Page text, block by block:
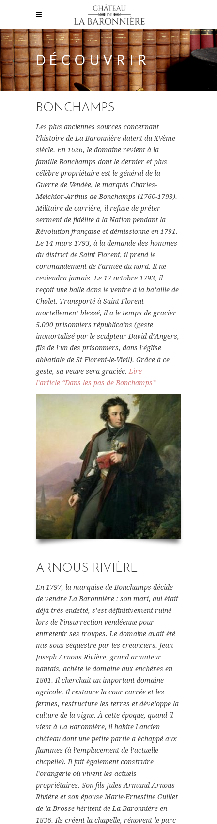
DÉCOUVRIR
BONCHAMPS
Les plus anciennes sources concernant
l’histoire de La Baronnière datent du XVème
siècle. En 1626, le domaine revient à la
famille Bonchamps dont le dernier et plus
célèbre propriétaire est le général de la
Guerre de Vendée, le marquis Charles-
Melchior-Arthus de Bonchamps (1760-1793).
Militaire de carrière, il refuse de prêter
serment de fidélité à la Nation pendant la
Révolution française et démissionne en 1791.
Le 14 mars 1793, à la demande des hommes
du district de Saint Florent, il prend le
commandement de l’armée du nord. Il ne
reviendra jamais. Le 17 octobre 1793, il
reçoit une balle dans le ventre à la bataille de
Cholet. Transporté à Saint-Florent
mortellement blessé, il a le temps de gracier
5.000 prisonniers républicains (geste
immortalisé par le sculpteur David d’Angers,
fils de l’un des prisonniers, dans l’église
abbatiale de St Florent-le-Vieil). Grâce à ce
geste, sa veuve sera graciée. Lire
l’article “Dans les pas de Bonchamps”
ARNOUS RIVIÈRE
En 1797, la marquise de Bonchamps décide
de vendre La Baronnière : son mari, qui était
déjà très endetté, s’est définitivement ruiné
lors de l’insurrection vendéenne pour
entretenir ses troupes. Le domaine avait été
mis sous séquestre par les créanciers. Jean-
Joseph Arnous Rivière, grand armateur
nantais, achète le domaine aux enchères en
1801. Il cherchait un important domaine
agricole. Il restaure la cour carrée et les
fermes, restructure les terres et développe la
culture de la vigne. À cette époque, quand il
vient à La Baronnière, il habite l’ancien
château dont une petite partie a échappé aux
flammes (à l’emplacement de l’actuelle
chapelle). Il fait également construire
l’orangerie où vivent les actuels
propriétaires. Son fils Jules-Armand Arnous
Rivière et son épouse Marie-Ernestine Guillet
de la Brosse héritent de La Baronnière en
1836. Ils créent la chapelle, rénovent le parc